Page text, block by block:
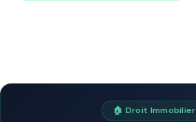
🏠 Droit Immobilier